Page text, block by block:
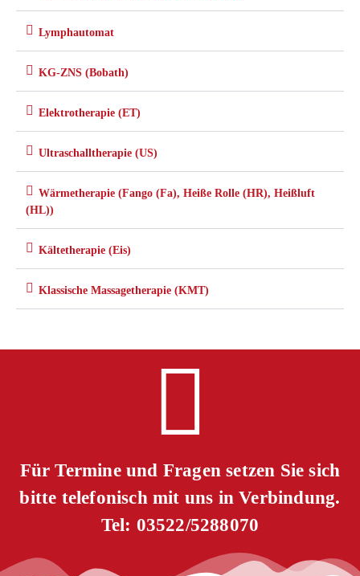
Lymphautomat
KG-ZNS (Bobath)
Elektrotherapie (ET)
Ultraschalltherapie (US)
Wärmetherapie (Fango (Fa), Heiße Rolle (HR), Heißluft
(HL))
Kältetherapie (Eis)
Klassische Massagetherapie (KMT)
Für Termine und Fragen setzen Sie sich
bitte telefonisch mit uns in Verbindung.
Tel: 03522/5288070